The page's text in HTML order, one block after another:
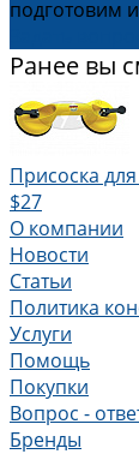
подготовим
Ранее вы
Присоска
$27
О компании
Новости
Статьи
Политика
Услуги
Помощь
Покупки
Вопрос -
Бренды